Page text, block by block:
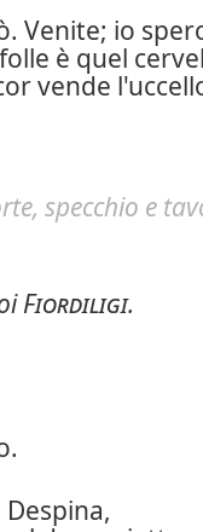
Venite; io
è quel
vende
specchio e
Fiordiligi.